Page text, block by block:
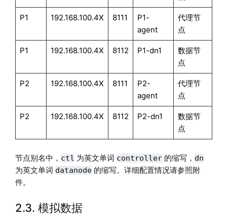
P1 192.168.100.4X 8111
P1-
agent
代理节
点
P1 192.168.100.4X 8112 P1-dn1
数据节
点
P2 192.168.100.4X 8111
P2-
agent
代理节
点
P2 192.168.100.4X 8112 P2-dn1
数据节
点
节点别名中， ctl 为英文单词 controller的缩写， dn
为英文单词 datanode的缩写。详细配置情况请参照附
件。
2.3. 模拟数据